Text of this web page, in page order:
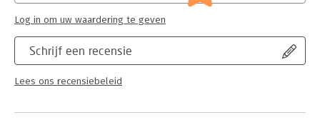
Schrijf een recensie
Lees ons recensiebeleid
Log in om uw waardering te geven